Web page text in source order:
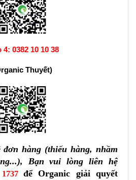
4: 0382 10 10 38
Thuyết)
đơn hàng (thiếu hàng, nhầm
Bạn vui lòng liên hệ
1737để Organic giải quyết